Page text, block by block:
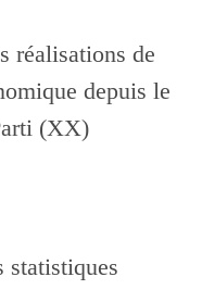
réalisations de
depuis le
(XX)
statistiques